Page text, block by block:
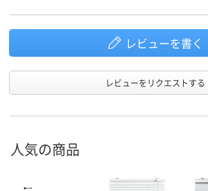
レビューを書く
レビューをリクエストする
人気の商品